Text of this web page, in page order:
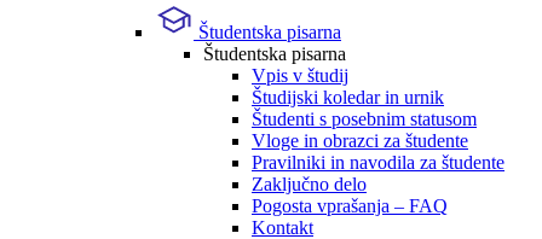
Študentska pisarna
Študentska pisarna
Vpis v študij
Študijski koledar in urnik
Študenti s posebnim statusom
Vloge in obrazci za študente
Pravilniki in navodila za študente
Zaključno delo
Pogosta vprašanja – FAQ
Kontakt